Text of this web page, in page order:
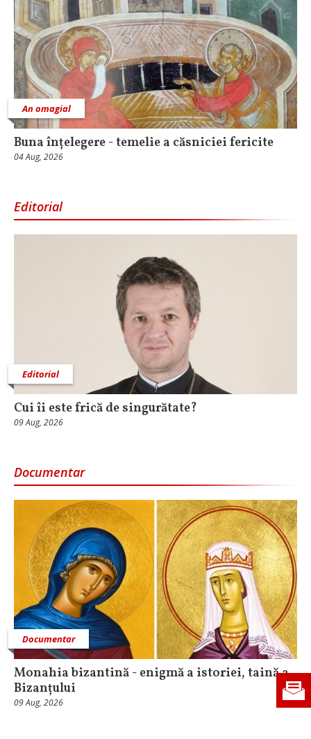
An omagial
Buna înțelegere - temelie a căsniciei fericite
04 Aug, 2026
Editorial
Editorial
Cui îi este frică de singurătate?
09 Aug, 2026
Documentar
Documentar
Monahia bizantină - enigmă a istoriei, taină a
Bizanțului
09 Aug, 2026